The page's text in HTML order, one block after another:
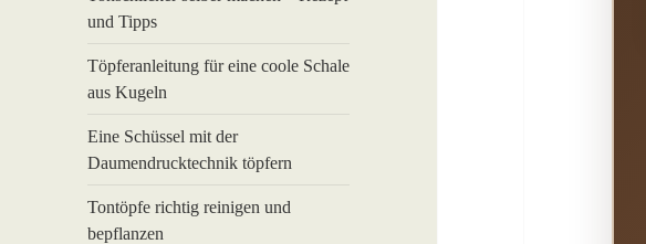
und Tipps
Töpferanleitung für eine coole Schale
aus Kugeln
Eine Schüssel mit der
Daumendrucktechnik töpfern
Tontöpfe richtig reinigen und
bepflanzen